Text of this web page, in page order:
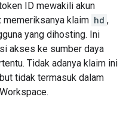
ID mewakili akun
memeriksanya klaim hd ,
yang dihosting. Ini
akses ke sumber daya
Tidak adanya klaim ini
tidak termasuk dalam